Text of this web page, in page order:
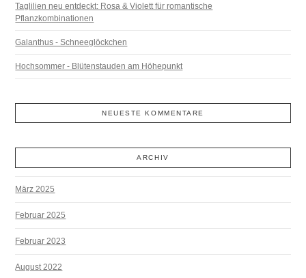
Taglilien neu entdeckt: Rosa & Violett für romantische
Pflanzkombinationen
Galanthus - Schneeglöckchen
Hochsommer - Blütenstauden am Höhepunkt
NEUESTE KOMMENTARE
ARCHIV
März 2025
Februar 2025
Februar 2023
August 2022